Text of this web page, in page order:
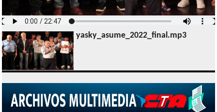
yasky_asume_2022_final.mp3